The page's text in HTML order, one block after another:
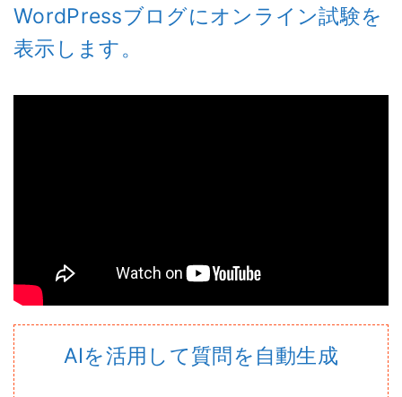
WordPressブログにオンライン試験を
表示します。
AIを活用して質問を自動生成